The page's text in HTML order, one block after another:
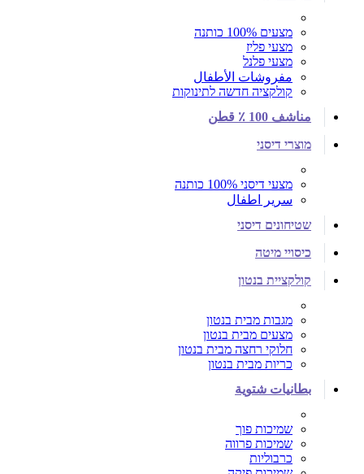
מצעים 100% כותנה
מצעי פליז
מצעי פלנל
مفروشات الأطفال
קולקציה חדשה לתינוקות
مناشف 100 ٪ قطن
מוצרי דיסני
מצעי דיסני 100% כותנה
سرير اطفال
שטיחונים דיסני
כיסויי מיטה
קולקציית בנטון
מגבות מבית בנטון
מצעים מבית בנטון
חלוקי רחצה מבית בנטון
כריות מבית בנטון
بطانيات شتوية
שמיכות פוך
שמיכות פרווה
כרבוליות